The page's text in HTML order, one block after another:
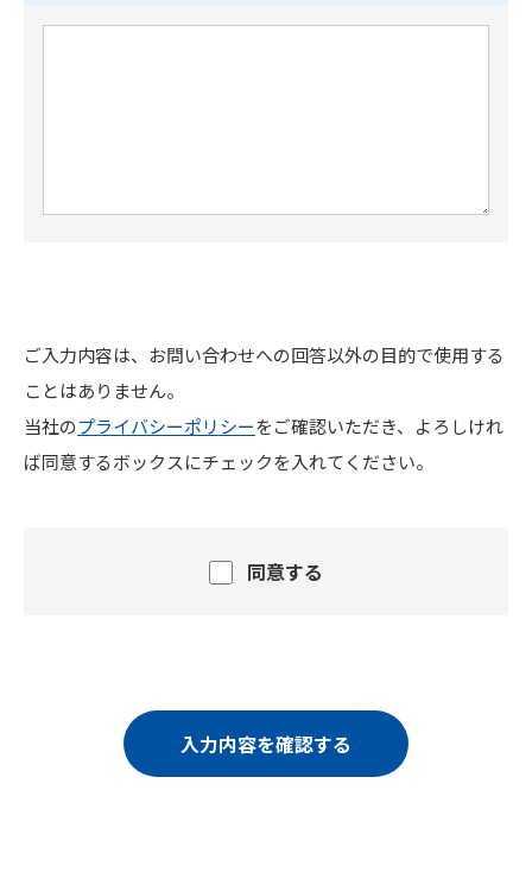
ご入力内容は、お問い合わせへの回答以外の目的で使用する
ことはありません。
当社のプライバシーポリシーをご確認いただき、よろしけれ
ば同意するボックスにチェックを入れてください。
同意する